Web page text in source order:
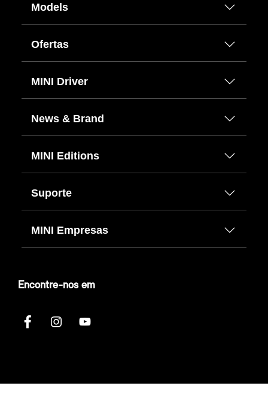
Models
Ofertas
MINI Driver
News & Brand
MINI Editions
Suporte
MINI Empresas
Encontre-nos em